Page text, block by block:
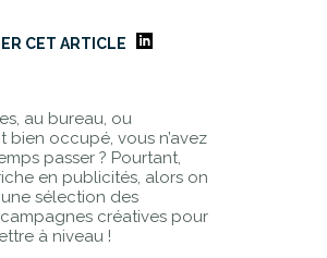
CET ARTICLE
au bureau, ou
bien occupé, vous n’avez
passer ? Pourtant,
en publicités, alors on
sélection des
créatives pour
à niveau !